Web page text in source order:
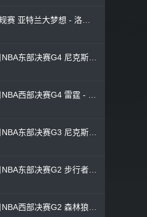
2025年WNBA常规赛 亚特兰大梦想 - 洛杉矶火花 全场录像
2025年05月28日NBA东部决赛G4 尼克斯 - 步行者 全场录像
2025年05月27日NBA西部决赛G4 雷霆 - 森林狼 全场录像
2025年05月26日NBA东部决赛G3 尼克斯 - 步行者 全场录像
2025年05月24日NBA东部决赛G2 步行者 - 尼克斯 全场录像
2025年05月23日NBA西部决赛G2 森林狼 - 雷霆 全场录像